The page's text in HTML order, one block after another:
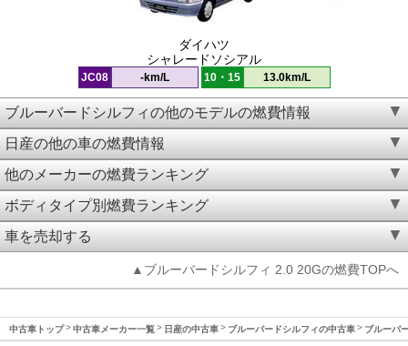
ダイハツ
シャレードソシアル
JC08 -km/L 10・15 13.0km/L
ブルーバードシルフィの他のモデルの燃費情報
日産の他の車の燃費情報
他のメーカーの燃費ランキング
ボディタイプ別燃費ランキング
車を売却する
▲ブルーバードシルフィ 2.0 20Gの燃費TOPへ
中古車トップ 中古車メーカー一覧 日産の中古車 ブルーバードシルフィの中古車 ブルーバ